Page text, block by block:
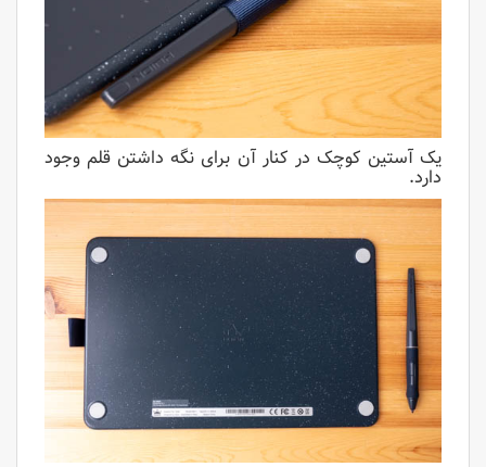
یک آستین کوچک در کنار آن برای نگه داشتن قلم وجود
دارد.